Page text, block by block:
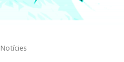
Notícies